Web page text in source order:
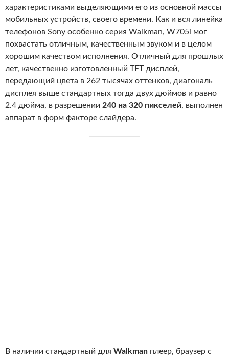
характеристиками выделяющими его из основной массы
мобильных устройств, своего времени. Как и вся линейка
телефонов Sony особенно серия Walkman, W705i мог
похвастать отличным, качественным звуком и в целом
хорошим качеством исполнения. Отличный для прошлых
лет, качественно изготовленный TFT дисплей,
передающий цвета в 262 тысячах оттенков, диагональ
дисплея выше стандартных тогда двух дюймов и равно
2.4 дюйма, в разрешении 240 на 320 пикселей, выполнен
аппарат в форм факторе слайдера.
В наличии стандартный для Walkman плеер, браузер с